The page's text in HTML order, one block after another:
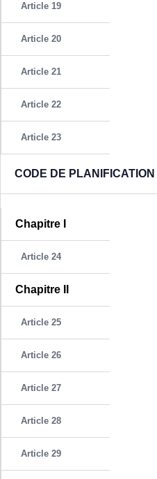
Article 19
Article 20
Article 21
Article 22
Article 23
CODE DE PLANIFICATION
Chapitre I
Article 24
Chapitre II
Article 25
Article 26
Article 27
Article 28
Article 29